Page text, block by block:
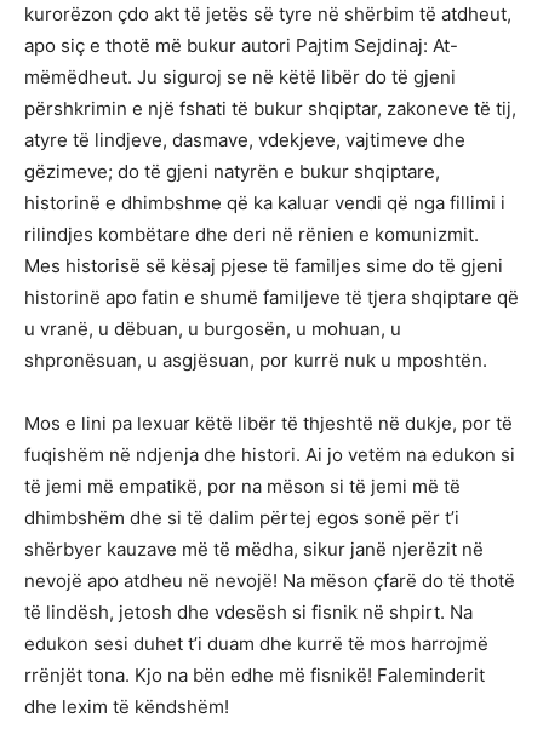
kurorëzon çdo akt të jetës së tyre në shërbim të atdheut,
apo siç e thotë më bukur autori Pajtim Sejdinaj: At-
mëmëdheut. Ju siguroj se në këtë libër do të gjeni
përshkrimin e një fshati të bukur shqiptar, zakoneve të tij,
atyre të lindjeve, dasmave, vdekjeve, vajtimeve dhe
gëzimeve; do të gjeni natyrën e bukur shqiptare,
historinë e dhimbshme që ka kaluar vendi që nga fillimi i
rilindjes kombëtare dhe deri në rënien e komunizmit.
Mes historisë së kësaj pjese të familjes sime do të gjeni
historinë apo fatin e shumë familjeve të tjera shqiptare që
u vranë, u dëbuan, u burgosën, u mohuan, u
shpronësuan, u asgjësuan, por kurrë nuk u mposhtën.
Mos e lini pa lexuar këtë libër të thjeshtë në dukje, por të
fuqishëm në ndjenja dhe histori. Ai jo vetëm na edukon si
të jemi më empatikë, por na mëson si të jemi më të
dhimbshëm dhe si të dalim përtej egos sonë për t’i
shërbyer kauzave më të mëdha, sikur janë njerëzit në
nevojë apo atdheu në nevojë! Na mëson çfarë do të thotë
të lindësh, jetosh dhe vdesësh si fisnik në shpirt. Na
edukon sesi duhet t’i duam dhe kurrë të mos harrojmë
rrënjët tona. Kjo na bën edhe më fisnikë! Faleminderit
dhe lexim të këndshëm!